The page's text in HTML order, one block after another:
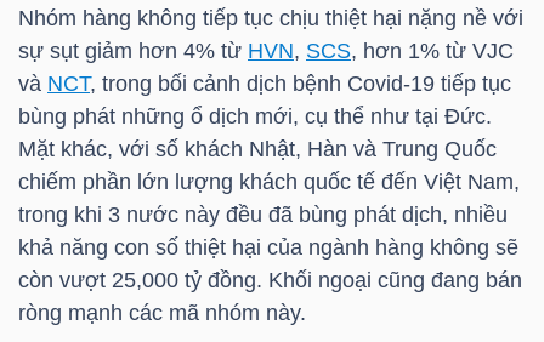
Nhóm hàng không tiếp tục chịu thiệt hại nặng nề với
sự sụt giảm hơn 4% từ HVN, SCS, hơn 1% từ VJC
và NCT, trong bối cảnh dịch bệnh Covid-19 tiếp tục
bùng phát những ổ dịch mới, cụ thể như tại Đức.
Mặt khác, với số khách Nhật, Hàn và Trung Quốc
chiếm phần lớn lượng khách quốc tế đến Việt Nam,
trong khi 3 nước này đều đã bùng phát dịch, nhiều
khả năng con số thiệt hại của ngành hàng không sẽ
còn vượt 25,000 tỷ đồng. Khối ngoại cũng đang bán
ròng mạnh các mã nhóm này.
Mã
chứng
khoán
(-)
Tất cả Cổ phiếu Chỉ số Chứng chỉ quỹ Chứng
Lãnh
đạo
(-)